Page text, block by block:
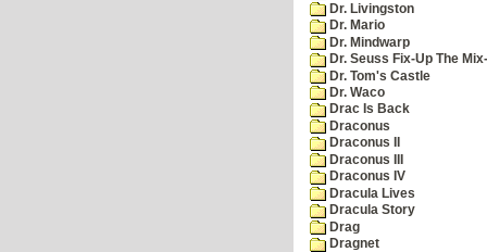
Dr. Livingston
Dr. Mario
Dr. Mindwarp
Dr. Seuss Fix-Up The
Dr. Tom's Castle
Dr. Waco
Drac Is Back
Draconus
Draconus II
Draconus III
Draconus IV
Dracula Lives
Dracula Story
Drag
Dragnet